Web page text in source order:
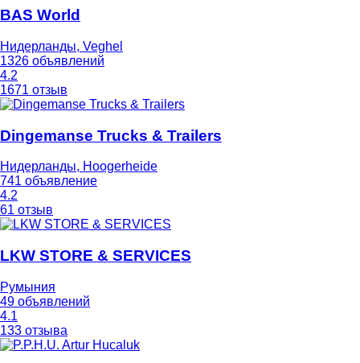
BAS World
Нидерланды, Veghel
1326 объявлений
4.2
1671 отзыв
Dingemanse Trucks & Trailers
Нидерланды, Hoogerheide
741 объявление
4.2
61 отзыв
LKW STORE & SERVICES
Румыния
49 объявлений
4.1
133 отзыва